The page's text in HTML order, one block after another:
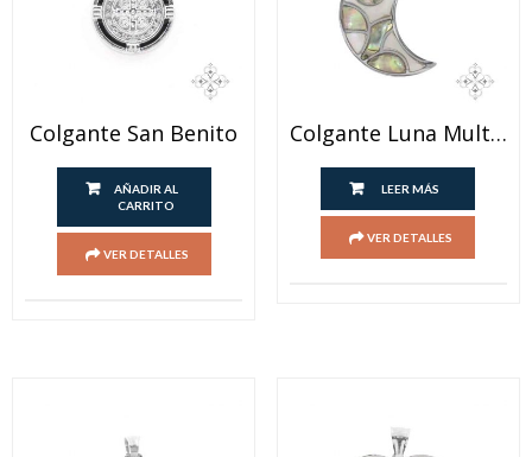
Colgante San Benito
AÑADIR AL
CARRITO
VER DETALLES
Colgante Luna Multicolor
LEER MÁS
VER DETALLES